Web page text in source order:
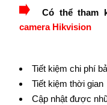
Có thể tham
camera Hikvision
Tiết kiệm chi phí
Tiết kiệm thời gian
Cập nhật được